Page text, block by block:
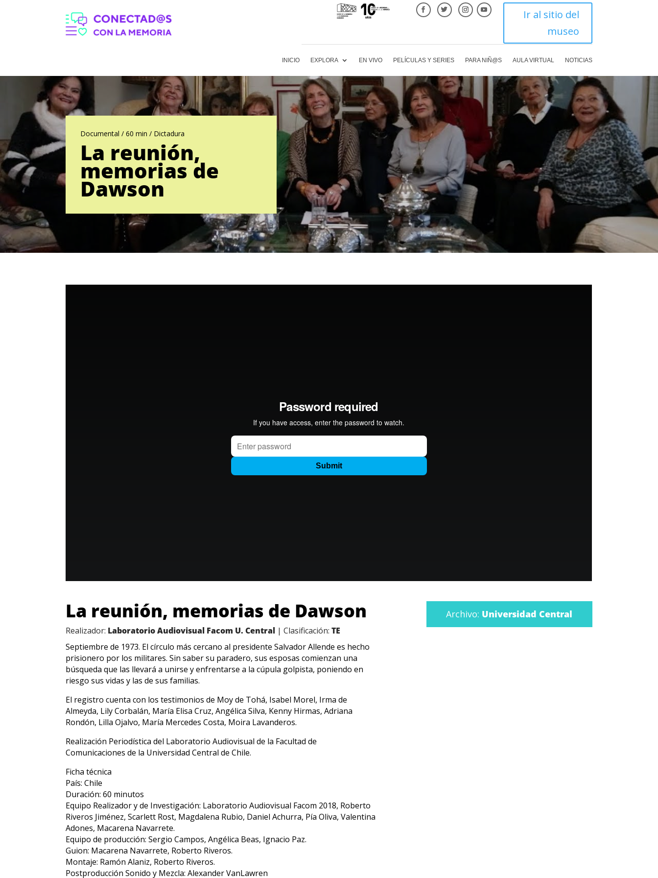
Ir al sitio del
museo
INICIO EXPLORA EN VIVO PELÍCULAS Y SERIES PARA NIÑ@S AULA VIRTUAL NOTICIAS
Documental / 60 min / Dictadura
La reunión,
memorias de
Dawson
La reunión, memorias de Dawson
Realizador: Laboratorio Audiovisual Facom U. Central | Clasificación:TE
Septiembre de 1973. El círculo más cercano al presidente Salvador Allende es hecho
prisionero por los militares. Sin saber su paradero, sus esposas comienzan una
búsqueda que las llevará a unirse y enfrentarse a la cúpula golpista, poniendo en
riesgo sus vidas y las de sus familias.
El registro cuenta con los testimonios de Moy de Tohá, Isabel Morel, Irma de
Almeyda, Lily Corbalán, María Elisa Cruz, Angélica Silva, Kenny Hirmas, Adriana
Rondón, Lilla Ojalvo, María Mercedes Costa, Moira Lavanderos.
Realización Periodística del Laboratorio Audiovisual de la Facultad de
Comunicaciones de la Universidad Central de Chile.
Ficha técnica
País: Chile
Duración: 60 minutos
Equipo Realizador y de Investigación: Laboratorio Audiovisual Facom 2018, Roberto
Riveros Jiménez, Scarlett Rost, Magdalena Rubio, Daniel Achurra, Pía Oliva, Valentina
Adones, Macarena Navarrete.
Equipo de producción: Sergio Campos, Angélica Beas, Ignacio Paz.
Guion: Macarena Navarrete, Roberto Riveros.
Montaje: Ramón Alaniz, Roberto Riveros.
Postproducción Sonido y Mezcla: Alexander VanLawren
Archivo: Universidad Central